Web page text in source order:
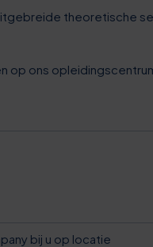
theoretische
op ons
bij u op locatie